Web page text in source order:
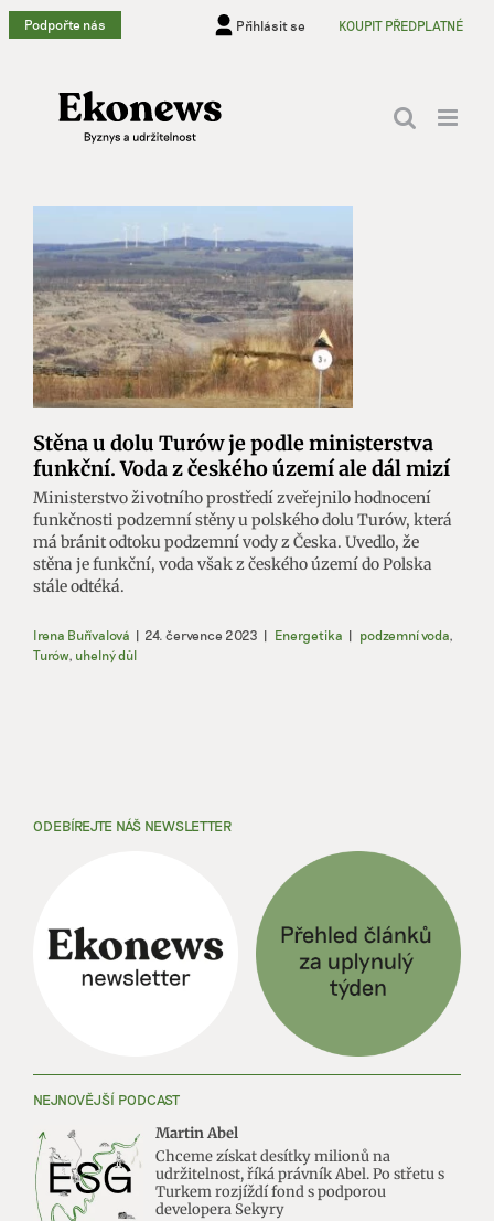
Přeskočit
na
Podpořte nás Přihlásit se KOUPIT PŘEDPLATNÉ
Stěna u dolu Turów je podle ministerstva
funkční. Voda z českého území ale dál mizí
Ministerstvo životního prostředí zveřejnilo hodnocení
funkčnosti podzemní stěny u polského dolu Turów, která
má bránit odtoku podzemní vody z Česka. Uvedlo, že
stěna je funkční, voda však z českého území do Polska
stále odtéká.
Irena Buřívalová | 24. července 2023 | Energetika | podzemní voda,
Turów, uhelný důl
ODEBÍREJTE NÁŠ NEWSLETTER
NEJNOVĚJŠÍ PODCAST
Martin Abel
Chceme získat desítky milionů na
udržitelnost, říká právník Abel. Po střetu s
Turkem rozjíždí fond s podporou
developera Sekyry